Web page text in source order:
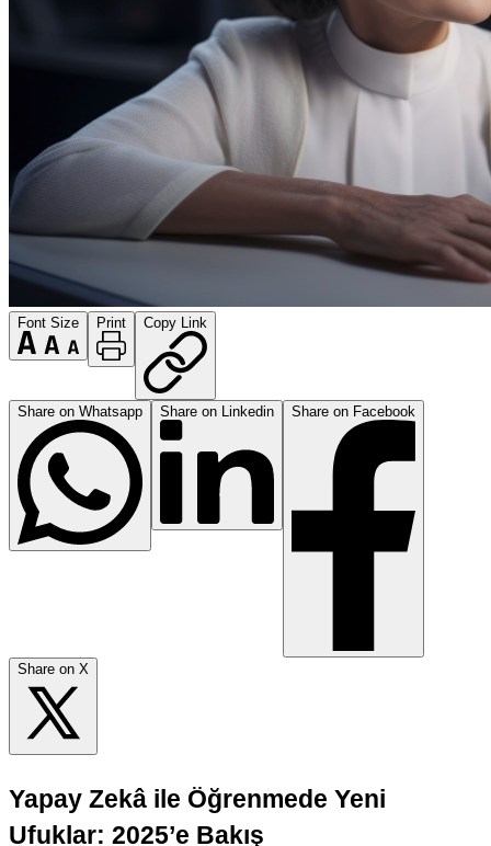
Font Size Print Copy Link
Share on Whatsapp Share on Linkedin Share on Facebook
Share on X
Yapay Zekâ ile Öğrenmede Yeni
Ufuklar: 2025’e Bakış